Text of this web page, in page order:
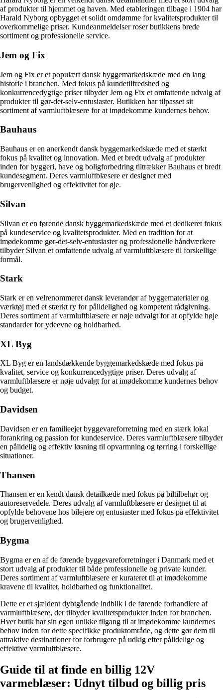
af produkter til hjemmet og haven. Med etableringen tilbage i 1904 har
Harald Nyborg opbygget et solidt omdømme for kvalitetsprodukter til
overkommelige priser. Kundeanmeldelser roser butikkens brede
sortiment og professionelle service.
Jem og Fix
Jem og Fix er et populært dansk byggemarkedskæde med en lang
historie i branchen. Med fokus på kundetilfredshed og
konkurrencedygtige priser tilbyder Jem og Fix et omfattende udvalg af
produkter til gør-det-selv-entusiaster. Butikken har tilpasset sit
sortiment af varmluftblæsere for at imødekomme kundernes behov.
Bauhaus
Bauhaus er en anerkendt dansk byggemarkedskæde med et stærkt
fokus på kvalitet og innovation. Med et bredt udvalg af produkter
inden for byggeri, have og boligforbedring tiltrækker Bauhaus et bredt
kundesegment. Deres varmluftblæsere er designet med
brugervenlighed og effektivitet for øje.
Silvan
Silvan er en førende dansk byggemarkedskæde med et dedikeret fokus
på kundeservice og kvalitetsprodukter. Med en tradition for at
imødekomme gør-det-selv-entusiaster og professionelle håndværkere
tilbyder Silvan et omfattende udvalg af varmluftblæsere til forskellige
formål.
Stark
Stark er en velrenommeret dansk leverandør af byggematerialer og
værktøj med et stærkt ry for pålidelighed og kompetent rådgivning.
Deres sortiment af varmluftblæsere er nøje udvalgt for at opfylde høje
standarder for ydeevne og holdbarhed.
XL Byg
XL Byg er en landsdækkende byggemarkedskæde med fokus på
kvalitet, service og konkurrencedygtige priser. Deres udvalg af
varmluftblæsere er nøje udvalgt for at imødekomme kundernes behov
og budget.
Davidsen
Davidsen er en familieejet byggevareforretning med en stærk lokal
forankring og passion for kundeservice. Deres varmluftblæsere tilbyder
en pålidelig og effektiv løsning til opvarmning og tørring i forskellige
situationer.
Thansen
Thansen er en kendt dansk detailkæde med fokus på biltilbehør og
autoreservedele. Deres udvalg af varmluftblæsere er designet til at
opfylde behovene hos bilejere og entusiaster med fokus på effektivitet
og brugervenlighed.
Bygma
Bygma er en af de førende byggevareforretninger i Danmark med et
stort udvalg af produkter til både professionelle og private kunder.
Deres sortiment af varmluftblæsere er kurateret til at imødekomme
kravene til kvalitet, holdbarhed og funktionalitet.
Dette er et sjældent dybtgående indblik i de førende forhandlere af
varmluftblæsere, der tilbyder kvalitetsprodukter inden for branchen.
Hver butik har sin egen unikke tilgang til at imødekomme kundernes
behov inden for dette specifikke produktområde, og dette gør dem til
attraktive destinationer for forbrugere på udkig efter pålidelige og
effektive varmluftblæsere.
Guide til at finde en billig 12V
varmeblæser: Udnyt tilbud og billig pris